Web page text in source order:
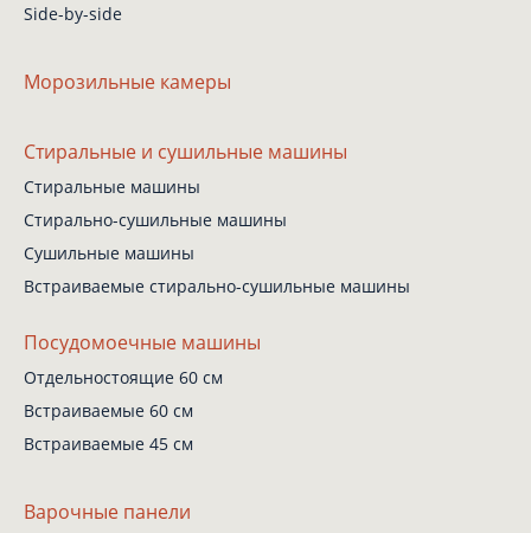
Side-by-side
Морозильные камеры
Стиральные и сушильные машины
Стиральные машины
Стирально-сушильные машины
Сушильные машины
Встраиваемые стирально-сушильные машины
Посудомоечные машины
Отдельностоящие 60 см
Встраиваемые 60 см
Встраиваемые 45 см
Варочные панели